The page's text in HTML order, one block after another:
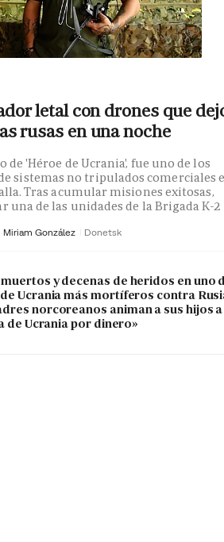
letal con drones que
rusas en una noche
'Héroe de Ucrania', fue uno de los
sistemas no tripulados comerciales
Tras acumular misiones exitosas,
una de las unidades de la Brigada K-2
Miriam González Donetsk
muertos y decenas de heridos en uno
Ucrania más mortíferos contra
norcoreanos animan a sus hijos a
de Ucrania por dinero»